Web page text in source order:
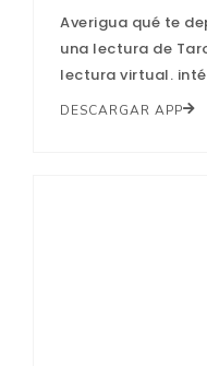
Averigua qué te
una lectura de
lectura virtual.
DESCARGAR APP